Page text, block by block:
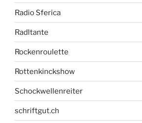
Radio Sferica
Radltante
Rockenroulette
Rottenkinckshow
Schockwellenreiter
schriftgut.ch